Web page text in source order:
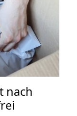
nach